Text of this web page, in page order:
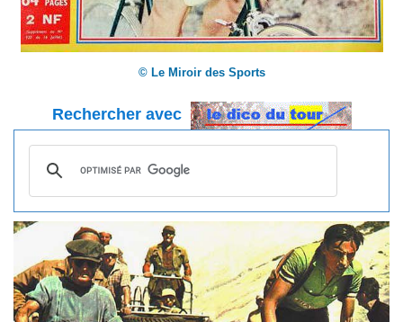
© Le Miroir des Sports
Rechercher avec